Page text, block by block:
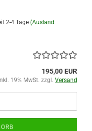
2-4 Tage (Ausland
195,00 EUR
19% MwSt. zzgl. Versand